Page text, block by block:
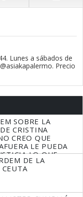
Lunes a sábados de
Precio
SOBRE LA
CRISTINA
CREO QUE
LE PUEDA
LO QUE
DE LA